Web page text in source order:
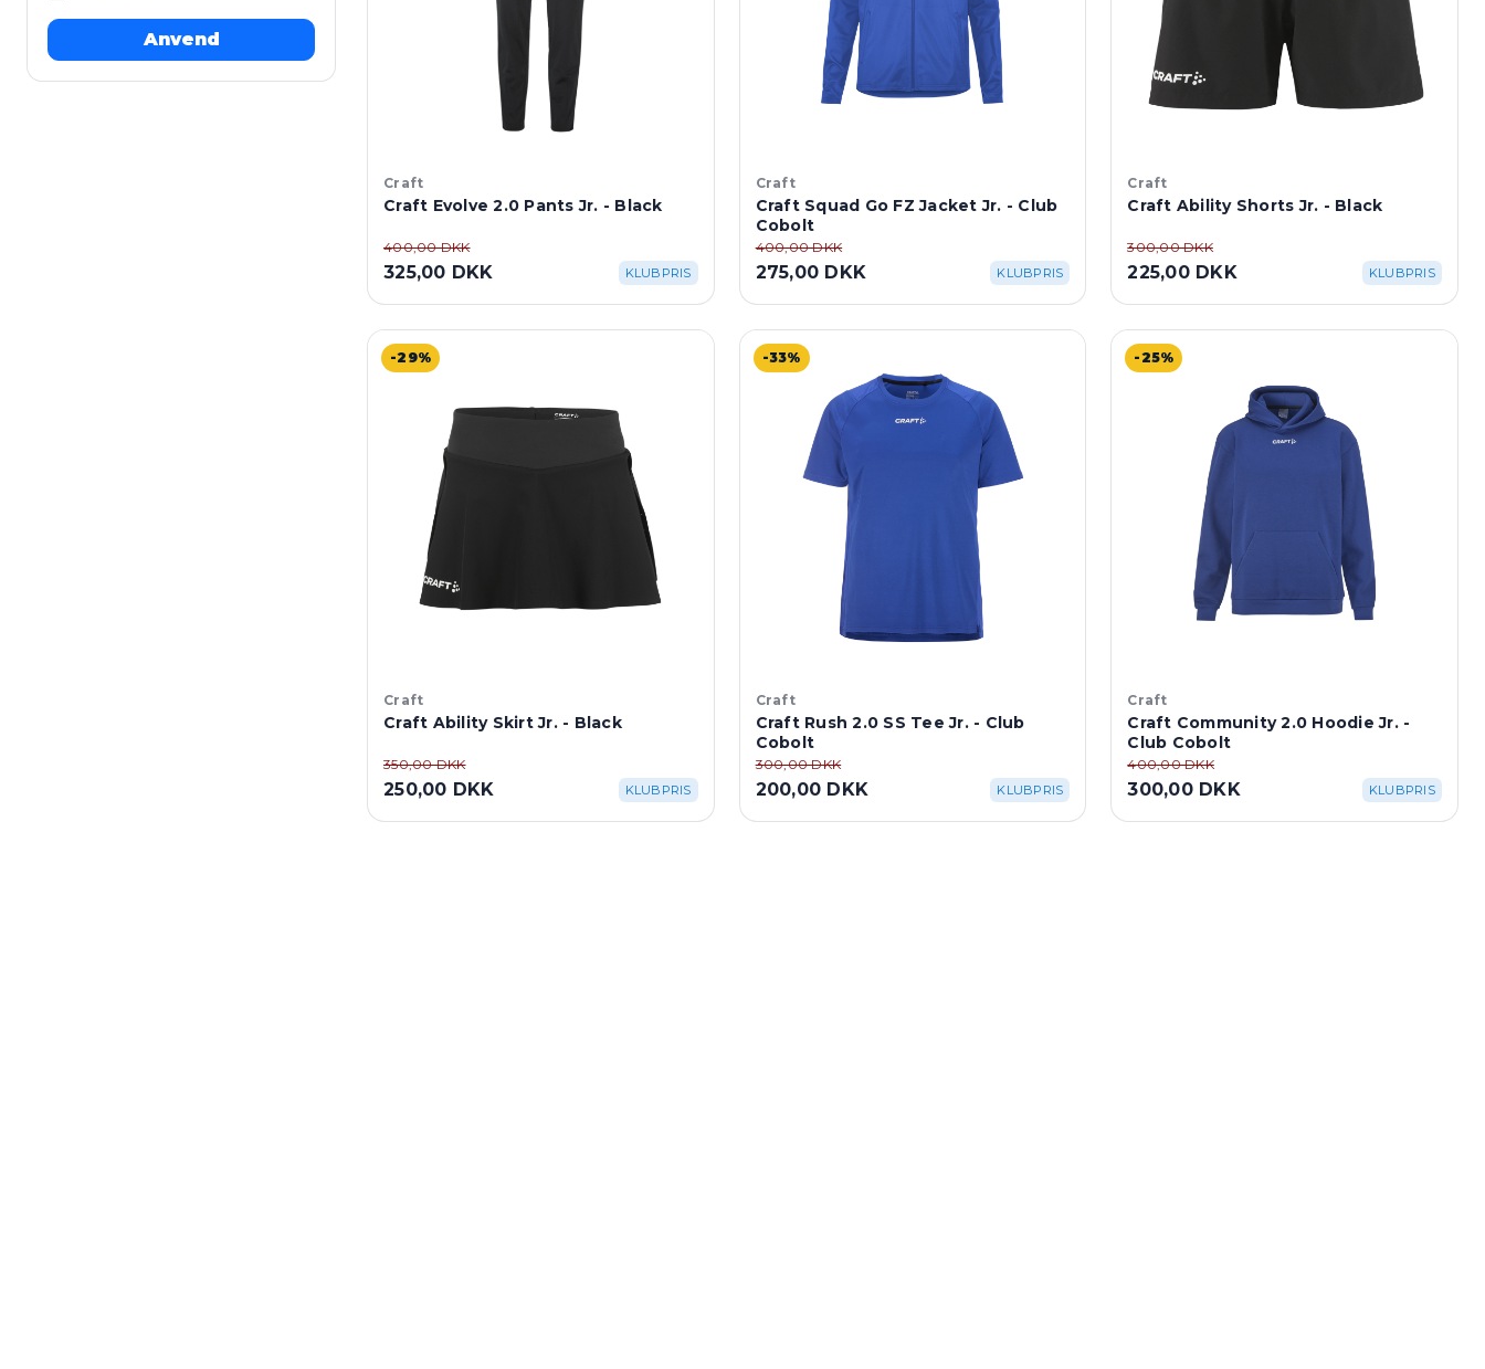
Anvend
Craft
Craft Evolve 2.0 Pants Jr. - Black
400,00 DKK
325,00 DKK KLUBPRIS
Craft
Craft Squad Go FZ Jacket Jr. - Club
Cobolt
400,00 DKK
275,00 DKK KLUBPRIS
Craft
Craft Ability Shorts Jr. - Black
300,00 DKK
225,00 DKK KLUBPRIS
-29%
Craft
Craft Ability Skirt Jr. - Black
350,00 DKK
250,00 DKK KLUBPRIS
-33%
Craft
Craft Rush 2.0 SS Tee Jr. - Club
Cobolt
300,00 DKK
200,00 DKK KLUBPRIS
-25%
Craft
Craft Community 2.0 Hoodie Jr. -
Club Cobolt
400,00 DKK
300,00 DKK KLUBPRIS